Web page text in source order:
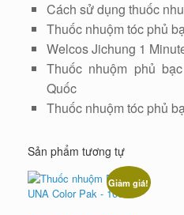
Cách sử dụng thuốc
Thuốc nhuộm tóc phủ
Welcos Jichung 1
Thuốc nhuộm phủ
Quốc
Thuốc nhuộm tóc phủ
Sản phẩm tương tự
Giảm giá!